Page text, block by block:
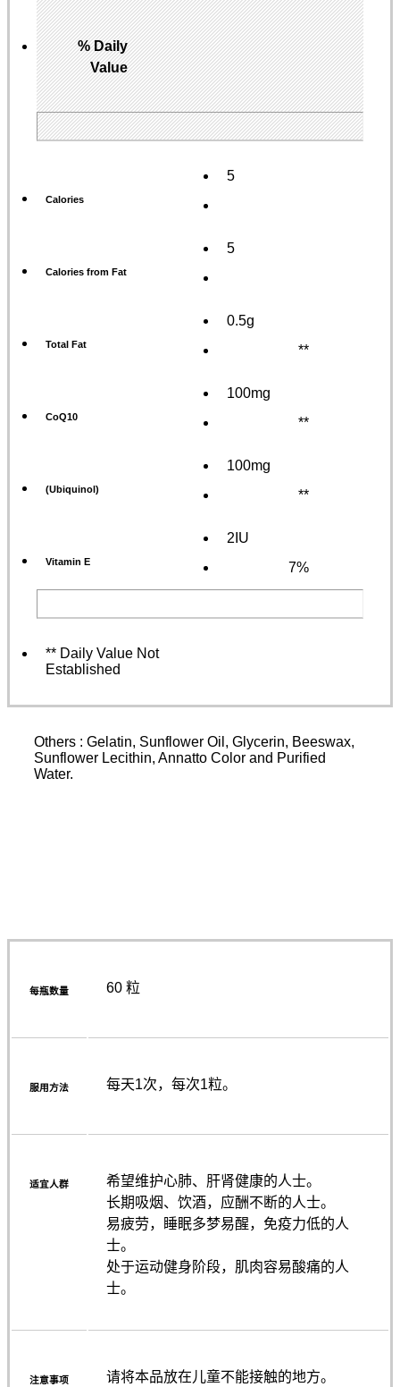
% Daily
Value
Calories
5
Calories from Fat
5
Total Fat
0.5g
**
CoQ10
100mg
**
(Ubiquinol)
100mg
**
Vitamin E
2IU
7%
** Daily Value Not
Established
Others : Gelatin, Sunflower Oil, Glycerin, Beeswax,
Sunflower Lecithin, Annatto Color and Purified
Water.
每瓶数量 60 粒
服用方法 每天1次，每次1粒。
适宜人群
希望维护心肺、肝肾健康的人士。
长期吸烟、饮酒，应酬不断的人士。
易疲劳，睡眠多梦易醒，免疫力低的人
士。
处于运动健身阶段，肌肉容易酸痛的人
士。
注意事项
请将本品放在儿童不能接触的地方。